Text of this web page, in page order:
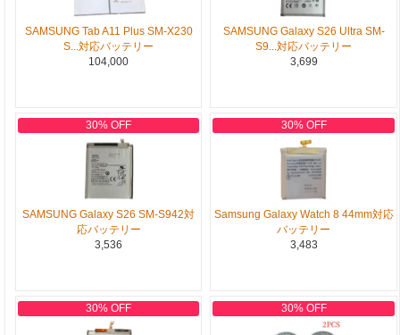
SAMSUNG Tab A11 Plus SM-X230
S...対応バッテリー
104,000
SAMSUNG Galaxy S26 Ultra SM-
S9...対応バッテリー
3,699
30% OFF
SAMSUNG Galaxy S26 SM-S942対
応バッテリー
3,536
30% OFF
Samsung Galaxy Watch 8 44mm対応
バッテリー
3,483
30% OFF 30% OFF